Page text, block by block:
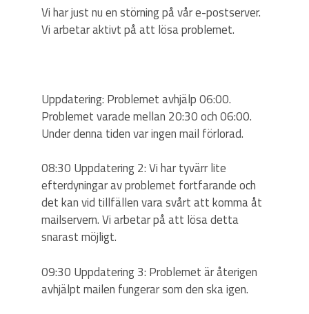
Vi har just nu en störning på vår e-postserver.
Vi arbetar aktivt på att lösa problemet.
Uppdatering: Problemet avhjälp 06:00.
Problemet varade mellan 20:30 och 06:00.
Under denna tiden var ingen mail förlorad.
08:30 Uppdatering 2: Vi har tyvärr lite
efterdyningar av problemet fortfarande och
det kan vid tillfällen vara svårt att komma åt
mailservern. Vi arbetar på att lösa detta
snarast möjligt.
09:30 Uppdatering 3: Problemet är återigen
avhjälpt mailen fungerar som den ska igen.